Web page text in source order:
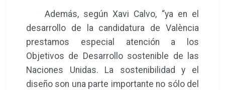
Además, según Xavi Calvo, “ya en el
desarrollo de la candidatura de València
prestamos especial atención a los
Objetivos de Desarrollo sostenible de las
Naciones Unidas. La sostenibilidad y el
diseño son una parte importante no sólo del